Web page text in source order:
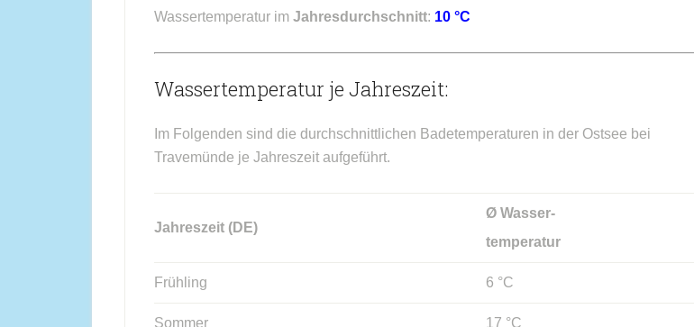
Wassertemperatur im Jahresdurchschnitt: 10 °C
Wassertemperatur je Jahreszeit:
Im Folgenden sind die durchschnittlichen Badetemperaturen in der Ostsee bei
Travemünde je Jahreszeit aufgeführt.
Jahreszeit (DE)
Ø Wasser-
temperatur
Frühling 6 °C
Sommer 17 °C